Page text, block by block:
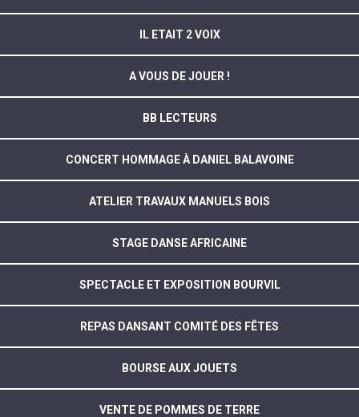
IL ETAIT 2 VOIX
A VOUS DE JOUER !
BB LECTEURS
CONCERT HOMMAGE À DANIEL BALAVOINE
ATELIER TRAVAUX MANUELS BOIS
STAGE DANSE AFRICAINE
SPECTACLE ET EXPOSITION BOURVIL
REPAS DANSANT COMITÉ DES FÊTES
BOURSE AUX JOUETS
VENTE DE POMMES DE TERRE